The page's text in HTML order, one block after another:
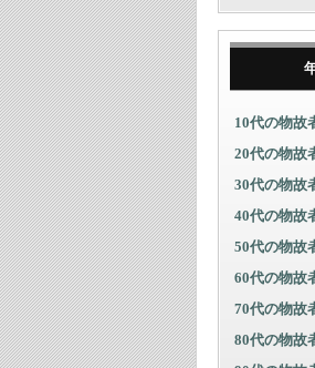
10代の物故
20代の物故
30代の物故
40代の物故
50代の物故
60代の物故
70代の物故
80代の物故